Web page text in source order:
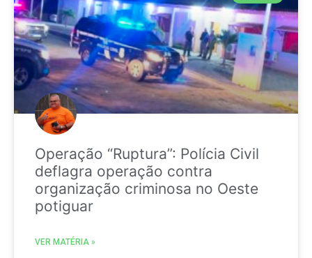
Operação “Ruptura”: Polícia Civil
deflagra operação contra
organização criminosa no Oeste
potiguar
VER MATÉRIA »